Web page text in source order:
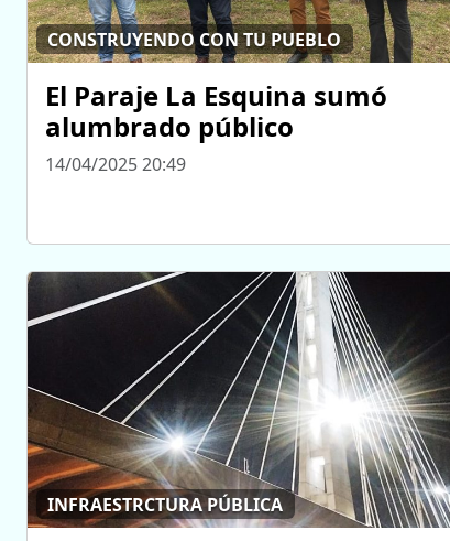
CONSTRUYENDO CON TU PUEBLO
El Paraje La Esquina sumó
alumbrado público
14/04/2025 20:49
INFRAESTRCTURA PÚBLICA